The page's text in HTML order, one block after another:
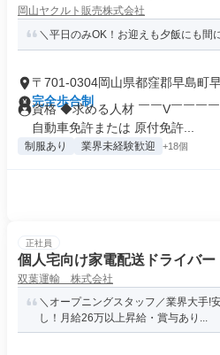
岡山ヤクルト販売株式会社
＼平日のみOK！お迎えも夕飯にも間
〒701-0304岡山県都窪郡早島町
完全歩合制
資格 ◆求める人材 ￣￣V￣￣￣
自動車免許または 原付免許...
制服あり 業界未経験歓迎 +18個
正社員
個人宅向け家電配送ドライバー
双葉運輸 株式会社
＼オープニングスタッフ／業界大手!
し！月給26万以上昇給・賞与あり...